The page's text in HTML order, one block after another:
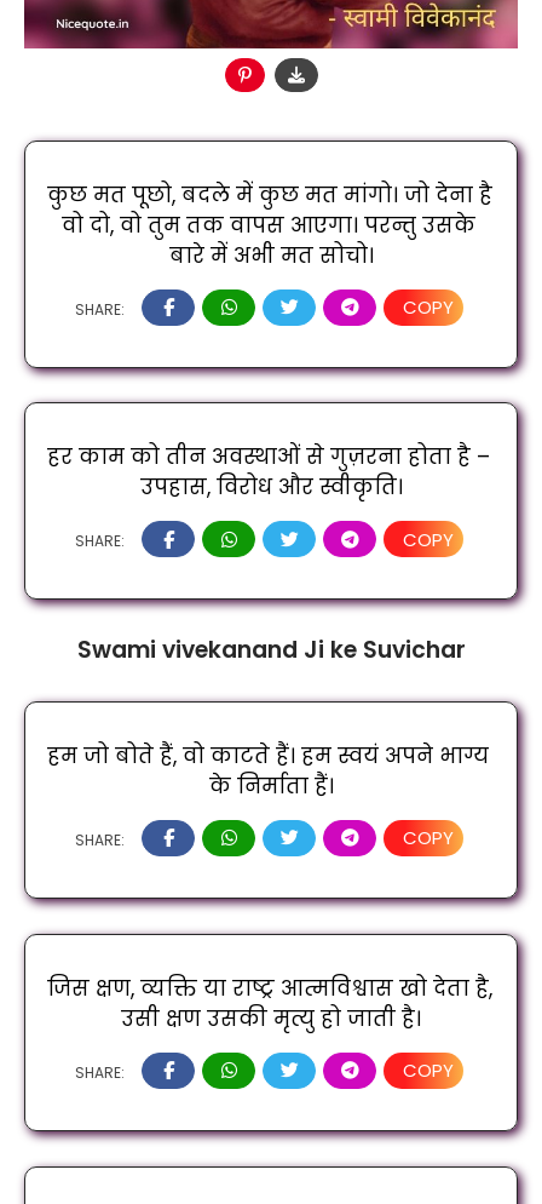
कुछ मत पूछो, बदले में कुछ मत मांगो। जो देना है
वो दो, वो तुम तक वापस आएगा। परन्तु उसके
बारे में अभी मत सोचो।
SHARE: COPY
हर काम को तीन अवस्थाओं से गुज़रना होता है –
उपहास, विरोध और स्वीकृति।
SHARE: COPY
Swami vivekanand Ji ke Suvichar
हम जो बोते हैं, वो काटते हैं। हम स्वयं अपने भाग्य
के निर्माता हैं।
SHARE: COPY
जिस क्षण, व्यक्ति या राष्ट्र आत्मविश्वास खो देता है,
उसी क्षण उसकी मृत्यु हो जाती है।
SHARE: COPY